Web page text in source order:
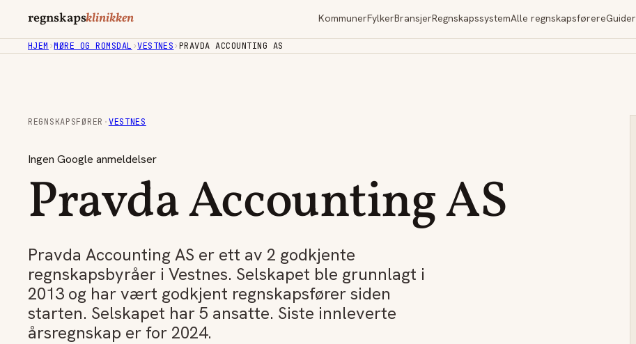
regnskapsklinikken KommunerFylkerBransjerRegnskapssystemAlle regnskapsførereGuider
HJEM ›MØRE OG ROMSDAL ›VESTNES›PRAVDA ACCOUNTING AS
REGNSKAPSFØRER ·VESTNES
Ingen Google anmeldelser
Pravda Accounting AS
Pravda Accounting AS er ett av 2 godkjente
regnskapsbyråer i Vestnes. Selskapet ble grunnlagt i
2013 og har vært godkjent regnskapsfører siden
starten. Selskapet har 5 ansatte. Siste innleverte
årsregnskap er for 2024.